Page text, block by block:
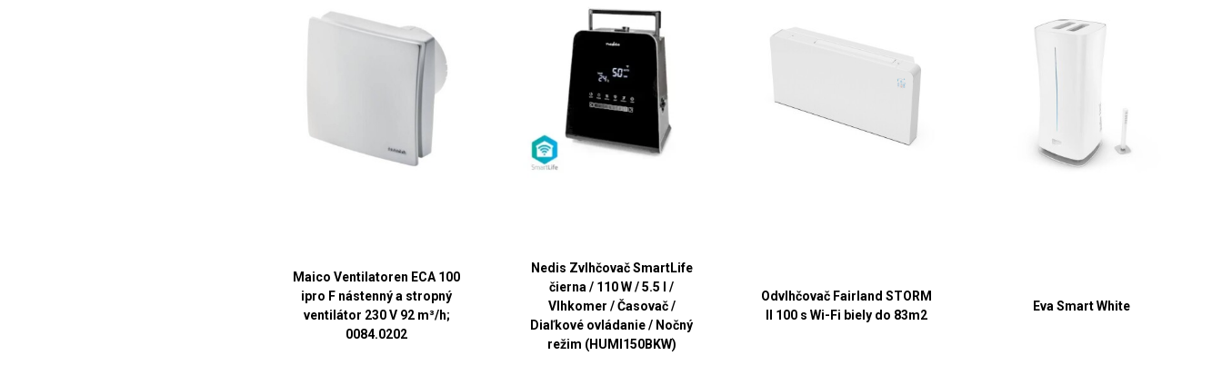
Maico Ventilatoren ECA 100
ipro F nástenný a stropný
ventilátor 230 V 92 m³/h;
0084.0202
Nedis Zvlhčovač SmartLife
čierna / 110 W / 5.5 l /
Vlhkomer / Časovač /
Diaľkové ovládanie / Nočný
režim (HUMI150BKW)
Odvlhčovač Fairland STORM
II 100 s Wi-Fi biely do 83m2
Eva Smart White